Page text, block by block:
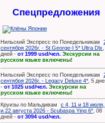
Спецпредложения
Нильский Экспресс по Понедельникам
сентября 2026г. - St.George-I 5* Ultra Dlx
дней - от 1999 usd/чел. Экскурсии на
русском языке включены!
Нильский Экспресс по Понедельникам
сентября 2026г. - Legacy Deluxe 4* , 5
- от 1025 usd/чел. Экскурсии на
русском языке включены!
Круизы по Мальдивам
с 4, 11 и 18
и 22 августа 2026 - Scubaspa Ying 6* , 08
дней - от 3094 usd/чел.